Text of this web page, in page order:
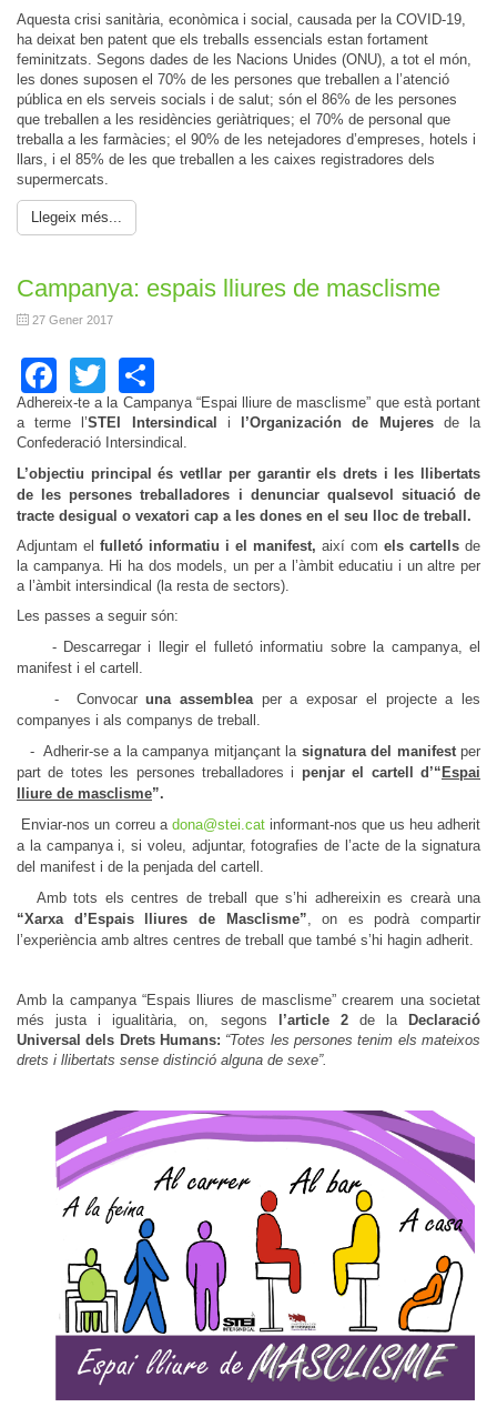
Aquesta crisi sanitària, econòmica i social, causada per la COVID-19,
ha deixat ben patent que els treballs essencials estan fortament
feminitzats. Segons dades de les Nacions Unides (ONU), a tot el món,
les dones suposen el 70% de les persones que treballen a l’atenció
pública en els serveis socials i de salut; són el 86% de les persones
que treballen a les residències geriàtriques; el 70% de personal que
treballa a les farmàcies; el 90% de les netejadores d’empreses, hotels i
llars, i el 85% de les que treballen a les caixes registradores dels
supermercats.
Llegeix més...
Campanya: espais lliures de masclisme
27 Gener 2017
Facebook
Twitter
Adhereix-te a la Campanya “Espai lliure de masclisme” que està portant
a terme l’STEI Intersindical i l’Organización de Mujeresde la
Confederació Intersindical.
L’objectiu principal és vetllar per garantir els drets i les llibertats
de les persones treballadores i denunciar qualsevol situació de
tracte desigual o vexatori cap a les dones en el seu lloc de treball.
Adjuntam el fulletó informatiu i el manifest, així com els cartells de
la campanya. Hi ha dos models, un per a l’àmbit educatiu i un altre per
a l’àmbit intersindical (la resta de sectors).
Les passes a seguir són:
Descarregar i llegir el fulletó informatiu sobre la campanya, el
manifest i el cartell.
Convocaruna assembleaper a exposar el projecte a les
companyes i als companys de treball.
Adherir-se a la campanya mitjançant la signatura del manifestper
part de totes les persones treballadores i penjar el cartell d’“Espai
lliure de masclisme”.
Enviar-nos un correu a dona@stei.catinformant-nos que us heu adherit
a la campanya i, si voleu, adjuntar, fotografies de l’acte de la signatura
del manifest i de la penjada del cartell.
Amb tots els centres de treball que s’hi adhereixin es crearà una
“Xarxa d’Espais lliures de Masclisme” , on es podrà compartir
l’experiència amb altres centres de treball que també s’hi hagin adherit.
Amb la campanya “Espais lliures de masclisme” crearem una societat
més justa i igualitària, on, segons l’article 2de laDeclaració
Universal dels Drets Humans: “Totes les persones tenim els mateixos
drets i llibertats sense distinció alguna de sexe”.